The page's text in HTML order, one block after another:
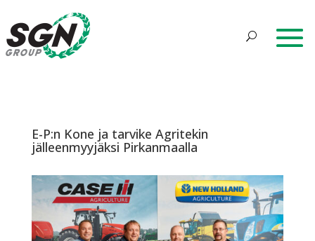
E-P:n Kone ja tarvike Agritekin
jälleenmyyjäksi Pirkanmaalla